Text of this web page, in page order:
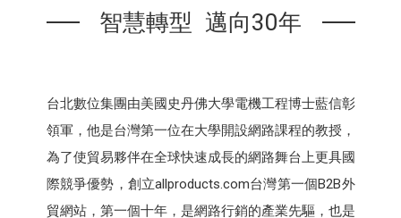
智慧轉型 邁向30年
台北數位集團由美國史丹佛大學電機工程博士藍信彰
領軍，他是台灣第一位在大學開設網路課程的教授，
為了使貿易夥伴在全球快速成長的網路舞台上更具國
際競爭優勢，創立allproducts.com台灣第一個B2B外
貿網站，第一個十年，是網路行銷的產業先驅，也是